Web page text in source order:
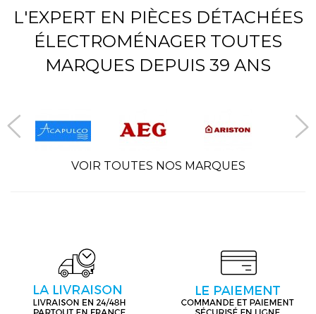
L'EXPERT EN PIÈCES DÉTACHÉES
ÉLECTROMÉNAGER TOUTES
MARQUES DEPUIS 39 ANS
VOIR TOUTES NOS MARQUES